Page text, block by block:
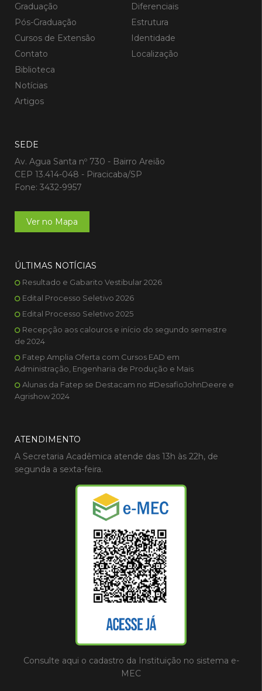
Graduação
Pós-Graduação
Cursos de Extensão
Contato
Biblioteca
Notícias
Artigos
Diferenciais
Estrutura
Identidade
Localização
SEDE
Av. Agua Santa nº 730 - Bairro Areião
CEP 13.414-048 - Piracicaba/SP
Fone: 3432-9957
Ver no Mapa
ÚLTIMAS NOTÍCIAS
Resultado e Gabarito Vestibular 2026
Edital Processo Seletivo 2026
Edital Processo Seletivo 2025
Recepção aos calouros e início do segundo semestre
de 2024
Fatep Amplia Oferta com Cursos EAD em
Administração, Engenharia de Produção e Mais
Alunas da Fatep se Destacam no #DesafioJohnDeere e
Agrishow 2024
ATENDIMENTO
A Secretaria Acadêmica atende das 13h às 22h, de
segunda a sexta-feira.
Consulte aqui o cadastro da Instituição no sistema e-
MEC